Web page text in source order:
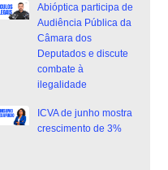
Abióptica participa de
Audiência Pública da
Câmara dos
Deputados e discute
combate à
ilegalidade
ICVA de junho mostra
crescimento de 3%